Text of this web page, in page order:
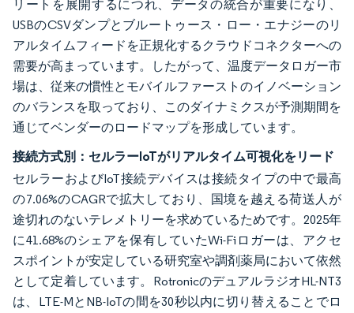
リートを展開するにつれ、データの統合が重要になり、
USBのCSVダンプとブルートゥース・ロー・エナジーのリ
アルタイムフィードを正規化するクラウドコネクターへの
需要が高まっています。したがって、温度データロガー市
場は、従来の慣性とモバイルファーストのイノベーション
のバランスを取っており、このダイナミクスが予測期間を
通じてベンダーのロードマップを形成しています。
接続方式別：セルラーIoTがリアルタイム可視化をリード
セルラーおよびIoT接続デバイスは接続タイプの中で最高
の7.06%のCAGRで拡大しており、国境を越える荷送人が
途切れのないテレメトリーを求めているためです。2025年
に41.68%のシェアを保有していたWi-Fiロガーは、アクセ
スポイントが安定している研究室や調剤薬局において依然
として定着しています。RotronicのデュアルラジオHL-NT3
は、LTE-MとNB-IoTの間を30秒以内に切り替えることでロ